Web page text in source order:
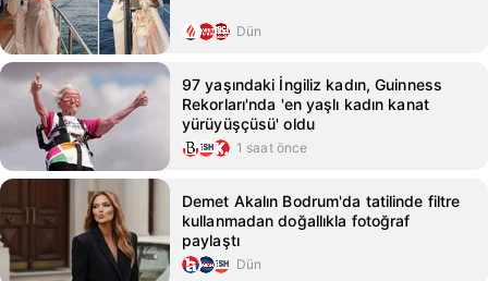
Dün
97 yaşındaki İngiliz kadın, Guinness
Rekorları'nda 'en yaşlı kadın kanat
yürüyüşçüsü' oldu
1 saat önce
Demet Akalın Bodrum'da tatilinde filtre
kullanmadan doğallıkla fotoğraf
paylaştı
Dün